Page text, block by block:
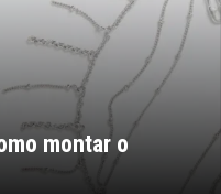
montar o